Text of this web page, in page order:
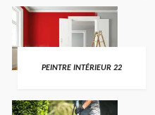
PEINTRE INTÉRIEUR 22